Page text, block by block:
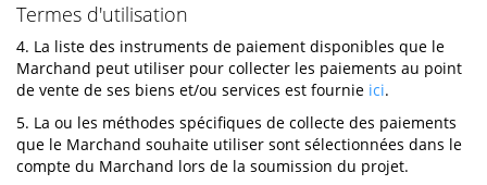
Termes d'utilisation
4. La liste des instruments de paiement disponibles que le
Marchand peut utiliser pour collecter les paiements au point
de vente de ses biens et/ou services est fournie ici.
5. La ou les méthodes spécifiques de collecte des paiements
que le Marchand souhaite utiliser sont sélectionnées dans le
compte du Marchand lors de la soumission du projet.